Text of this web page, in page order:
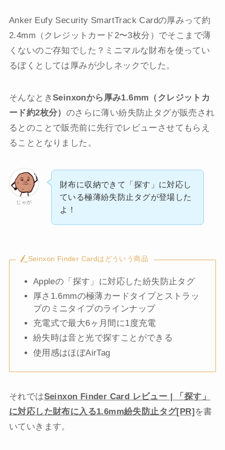
Anker Eufy Security SmartTrack Cardの厚みって約
2.4mm（クレジットカード2〜3枚分）でそこまで薄
くないのご存知でした？ミニマルな財布を使ってい
るぼくとしては厚みが少しネックでした。
そんなときSeinxonから厚み1.6mm（クレジットカ
ード約2枚分） のさらに薄い紛失防止タグが販売され
るとのことで販売前に先行でレビューさせてもらえ
ることとなりました。
じゃが
財布に収納できて「探す」に対応し
ている極薄紛失防止タグが登場した
よ！
Seinxon Finder Cardはどういう商品
Appleの「探す」に対応した紛失防止タグ
厚さ1.6mmの極薄カードタイプとストラッ
プのミニタイプのラインナップ
充電式で最大6ヶ月間に1度充電
紛失時は音と光で探すことができる
使用感はほぼAirTag
それではSeinxon Finder Card レビュー | 「探す」
に対応した財布に入る1.6mm紛失防止タグ[PR]を書
いていきます。